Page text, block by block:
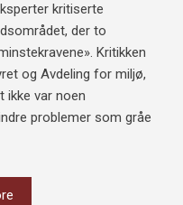
kritiserte
der to
Kritikken
og Avdeling for miljø,
ikke var noen
problemer som gråe